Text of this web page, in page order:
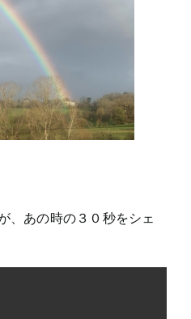
、あの時の３０秒をシェ